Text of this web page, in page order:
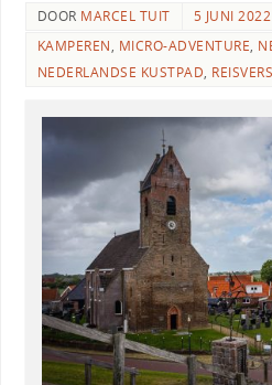
DOOR MARCEL TUIT
5 JUNI 2022
KAMPEREN, MICRO-ADVENTURE,
NEDERLANDSE KUSTPAD,